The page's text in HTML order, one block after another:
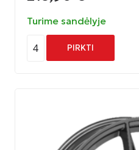
Turime sandėlyje
4 PIRKTI